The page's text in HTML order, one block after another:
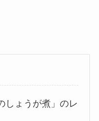
しょうが煮」のレ